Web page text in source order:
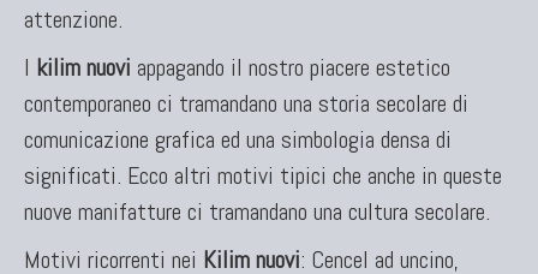
attenzione.
I kilim nuovi appagando il nostro piacere estetico
contemporaneo ci tramandano una storia secolare di
comunicazione grafica ed una simbologia densa di
significati. Ecco altri motivi tipici che anche in queste
nuove manifatture ci tramandano una cultura secolare.
Motivi ricorrenti nei Kilim nuovi: Cencel ad uncino,